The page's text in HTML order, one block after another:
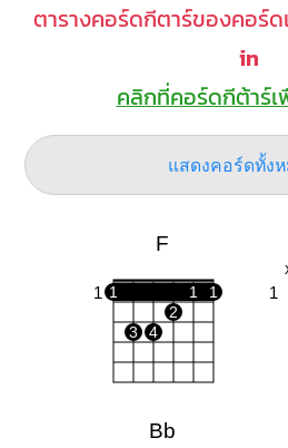
ตารางคอร์ดกีตาร์ของคอร์
in
คลิกที่คอร์ดกีต้าร์
แสดงคอร์ดทั้ง
F
1 1 1
1
2
3
4
1
Bb